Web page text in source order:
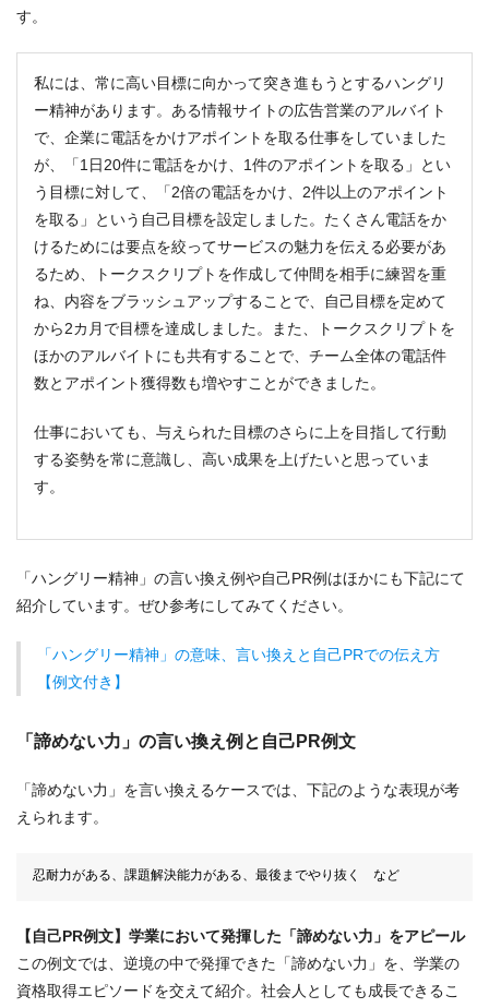
す。
私には、常に高い目標に向かって突き進もうとするハングリ
ー精神があります。ある情報サイトの広告営業のアルバイト
で、企業に電話をかけアポイントを取る仕事をしていました
が、「1日20件に電話をかけ、1件のアポイントを取る」とい
う目標に対して、「2倍の電話をかけ、2件以上のアポイント
を取る」という自己目標を設定しました。たくさん電話をか
けるためには要点を絞ってサービスの魅力を伝える必要があ
るため、トークスクリプトを作成して仲間を相手に練習を重
ね、内容をブラッシュアップすることで、自己目標を定めて
から2カ月で目標を達成しました。また、トークスクリプトを
ほかのアルバイトにも共有することで、チーム全体の電話件
数とアポイント獲得数も増やすことができました。
仕事においても、与えられた目標のさらに上を目指して行動
する姿勢を常に意識し、高い成果を上げたいと思っていま
す。
「ハングリー精神」の言い換え例や自己PR例はほかにも下記にて
紹介しています。ぜひ参考にしてみてください。
「ハングリー精神」の意味、言い換えと自己PRでの伝え方
【例文付き】
「諦めない力」の言い換え例と自己PR例文
「諦めない力」を言い換えるケースでは、下記のような表現が考
えられます。
忍耐力がある、課題解決能力がある、最後までやり抜く など
【自己PR例文】学業において発揮した「諦めない力」をアピール
この例文では、逆境の中で発揮できた「諦めない力」を、学業の
資格取得エピソードを交えて紹介。社会人としても成長できるこ